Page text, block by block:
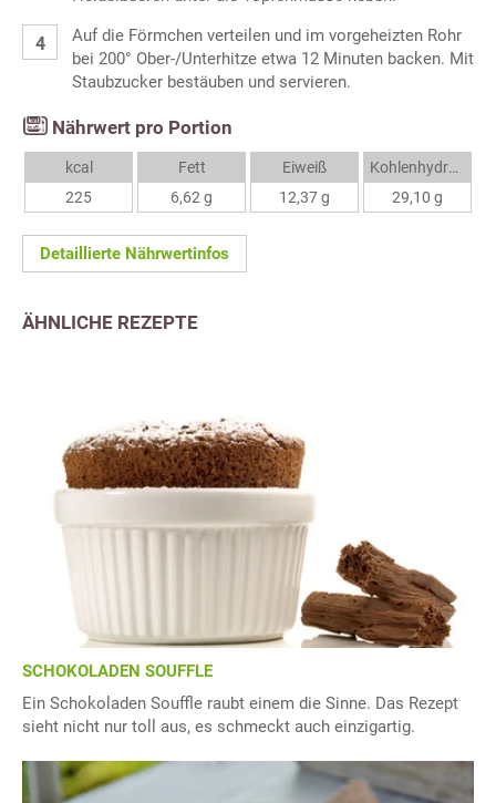
Auf die Förmchen verteilen und im vorgeheizten Rohr
bei 200° Ober-/Unterhitze etwa 12 Minuten backen. Mit
Staubzucker bestäuben und servieren.
Nährwert pro Portion
kcal
225
Fett
6,62 g
Eiweiß
12,37 g
Kohlenhydrate
29,10 g
Detaillierte Nährwertinfos
ÄHNLICHE REZEPTE
SCHOKOLADEN SOUFFLE
Ein Schokoladen Souffle raubt einem die Sinne. Das Rezept
sieht nicht nur toll aus, es schmeckt auch einzigartig.